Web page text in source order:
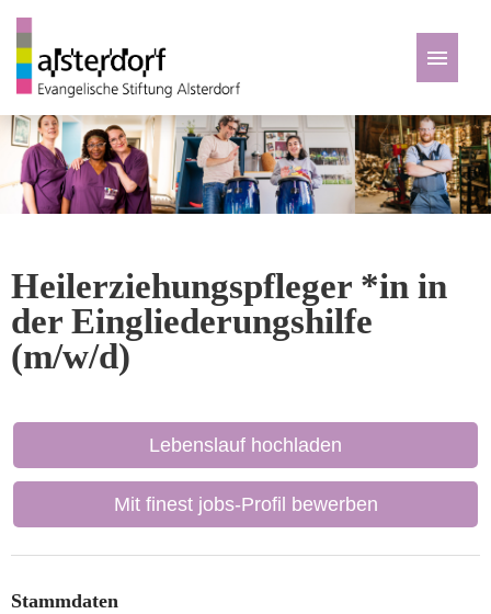
Deutsch
Zu den Jobs
Heilerziehungspfleger *in in
der Eingliederungshilfe
(m/w/d)
Lebenslauf hochladen
Mit finest jobs-Profil bewerben
Stammdaten